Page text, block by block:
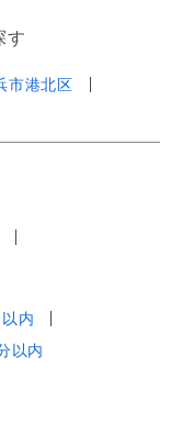
す
市港北区
内
以内